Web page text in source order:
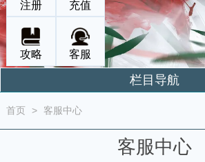
注册 充值
攻略 客服
栏目导航
首页 > 客服中心
客服中心